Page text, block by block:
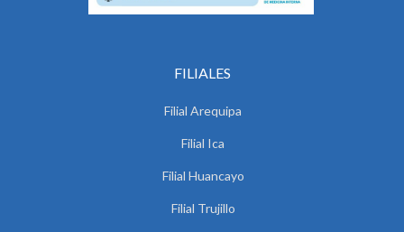
FILIALES
Filial Arequipa
Filial Ica
Filial Huancayo
Filial Trujillo